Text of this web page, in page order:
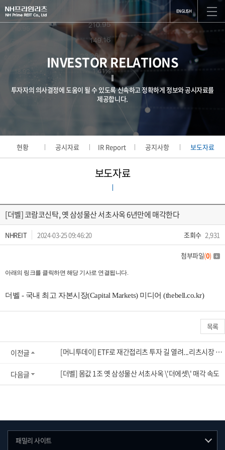
ENGLISH
INVESTOR RELATIONS
투자자의 의사결정에 도움이 될 수 있도록 신속하고 정확하게 정보와 공시자료를
제공합니다.
현황 공시자료 IR Report 공지사항 보도자료
보도자료
[더벨] 코람코신탁, 옛 삼성물산 서초사옥 6년만에 매각한다
NHREIT 2024-03-25 09:46:20 조회수 2,931
첨부파일(0)
아래의 링크를 클릭하면 해당 기사로 연결됩니다.
더벨 - 국내 최고 자본시장(Capital Markets) 미디어 (thebell.co.kr)
목록
이전글 [머니투데이] ETF로 재간접리츠 투자 길 열려...리츠시장 활성화 기대
다음글 [더벨] 몸값 1조 옛 삼성물산 서초사옥 \'더에셋\' 매각 속도
패밀리 사이트